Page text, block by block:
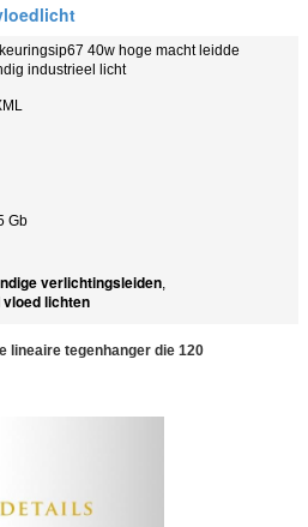
40w hoge macht leidde
industrieel licht
Gb
verlichtingsleiden,
lichten
lineaire tegenhanger die 120